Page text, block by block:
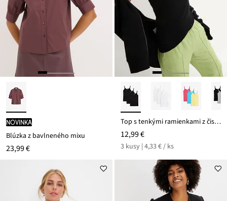
novinka
Blúzka z bavlneného mixu
23,99 €
Top s tenkými ramienkami z čistej bavlny (3 ks v balení)
12,99 €
3 kusy | 4,33 € / ks